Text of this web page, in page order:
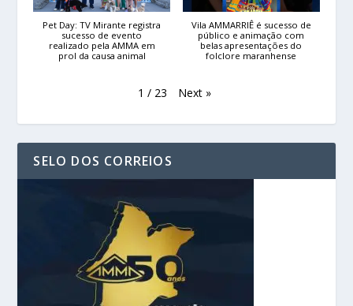
Pet Day: TV Mirante registra
sucesso de evento
realizado pela AMMA em
prol da causa animal
Vila AMMARRIÊ é sucesso de
público e animação com
belas apresentações do
folclore maranhense
1 / 23 Next »
SELO DOS CORREIOS